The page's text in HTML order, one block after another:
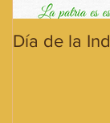
Día de la